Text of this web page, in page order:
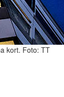
kort. Foto: TT